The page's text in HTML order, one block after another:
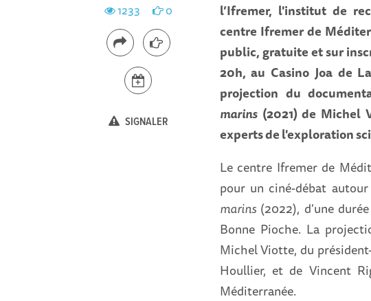
l’Ifremer, l'institut de
centre Ifremer de
public, gratuite et sur
20h, au Casino Joa de
projection du
marins(2021) de Michel
experts de l'exploration
Le centre Ifremer de
pour un ciné-débat
marins(2022), d'une
Bonne Pioche. La
Michel Viotte, du
Houllier, et de Vincent
Méditerranée.
1233 0
SIGNALER